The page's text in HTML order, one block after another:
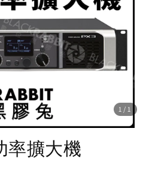
1 /1
率擴大機